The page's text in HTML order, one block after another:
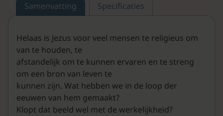
Samenvatting Specificaties
Helaas is Jezus voor veel mensen te religieus om
van te houden, te
afstandelijk om te kunnen ervaren en te streng
om een bron van leven te
kunnen zijn. Wat hebben we in de loop der
eeuwen van hem gemaakt?
Klopt dat beeld wel met de werkelijkheid?